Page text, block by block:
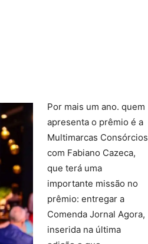
Por mais um ano. quem
apresenta o prêmio é a
Multimarcas Consórcios
com Fabiano Cazeca,
que terá uma
importante missão no
prêmio: entregar a
Comenda Jornal Agora,
inserida na última